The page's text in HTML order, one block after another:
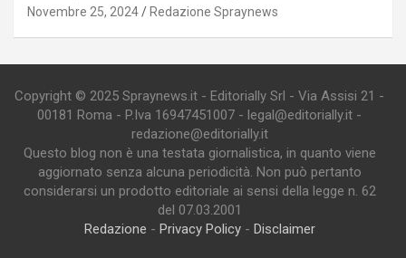
Novembre 25, 2024 Redazione Spraynews
Copyright © 2025 Spraynews.it - Editorially Srl - Via Assisi 21 -
00181 Roma - P.Iva 16947451007 - legal@editorially.it -
redazione@editorially.it
Questo blog non è una testata giornalistica, in quanto viene
aggiornato senza alcuna periodicità. Non può pertanto
considerarsi un prodotto editoriale ai sensi della legge n. 62
del 07.03.2001
Redazione - Privacy Policy- Disclaimer